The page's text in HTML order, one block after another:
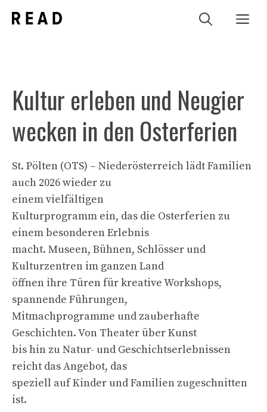
Inhalt
Kultur erleben und Neugier
wecken in den Osterferien
St. Pölten (OTS) – Niederösterreich lädt Familien
auch 2026 wieder zu
einem vielfältigen
Kulturprogramm ein, das die Osterferien zu
einem besonderen Erlebnis
macht. Museen, Bühnen, Schlösser und
Kulturzentren im ganzen Land
öffnen ihre Türen für kreative Workshops,
spannende Führungen,
Mitmachprogramme und zauberhafte
Geschichten. Von Theater über Kunst
bis hin zu Natur- und Geschichtserlebnissen
reicht das Angebot, das
speziell auf Kinder und Familien zugeschnitten
ist.